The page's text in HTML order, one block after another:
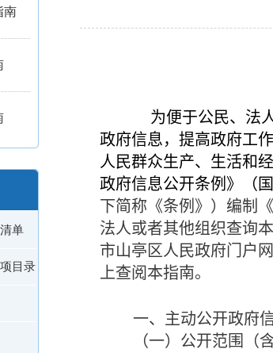
南
单
目录
为便于公民、法
政府信息，提高政府工
人民群众生产、生活和
政府信息公开条例》（
下简称《条例》）编制
法人或者其他组织查询
市山亭区人民政府门户
上查阅本指南。
一、主动公开政府
（一）公开范围（